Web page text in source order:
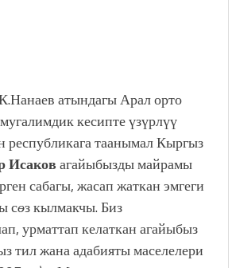
атындагы Арал орто
кесипте үзүрлүү
республикага таанымал Кыргыз
Исаковагайыбызды майрамы
сабагы, жасап жаткан эмгеги
сөз кылмакчы. Биз
урматтап келаткан агайыбыз
тил жана адабияты маселелери